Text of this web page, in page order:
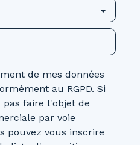
de mes données
au RGPD. Si
pas faire l'objet de
par voie
pouvez vous inscrire